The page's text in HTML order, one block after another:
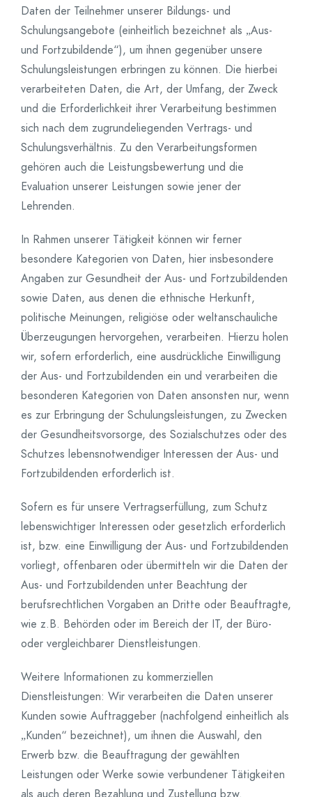
Daten der Teilnehmer unserer Bildungs- und
Schulungsangebote (einheitlich bezeichnet als „Aus-
und Fortzubildende“), um ihnen gegenüber unsere
Schulungsleistungen erbringen zu können. Die hierbei
verarbeiteten Daten, die Art, der Umfang, der Zweck
und die Erforderlichkeit ihrer Verarbeitung bestimmen
sich nach dem zugrundeliegenden Vertrags- und
Schulungsverhältnis. Zu den Verarbeitungsformen
gehören auch die Leistungsbewertung und die
Evaluation unserer Leistungen sowie jener der
Lehrenden.
In Rahmen unserer Tätigkeit können wir ferner
besondere Kategorien von Daten, hier insbesondere
Angaben zur Gesundheit der Aus- und Fortzubildenden
sowie Daten, aus denen die ethnische Herkunft,
politische Meinungen, religiöse oder weltanschauliche
Überzeugungen hervorgehen, verarbeiten. Hierzu holen
wir, sofern erforderlich, eine ausdrückliche Einwilligung
der Aus- und Fortzubildenden ein und verarbeiten die
besonderen Kategorien von Daten ansonsten nur, wenn
es zur Erbringung der Schulungsleistungen, zu Zwecken
der Gesundheitsvorsorge, des Sozialschutzes oder des
Schutzes lebensnotwendiger Interessen der Aus- und
Fortzubildenden erforderlich ist.
Sofern es für unsere Vertragserfüllung, zum Schutz
lebenswichtiger Interessen oder gesetzlich erforderlich
ist, bzw. eine Einwilligung der Aus- und Fortzubildenden
vorliegt, offenbaren oder übermitteln wir die Daten der
Aus- und Fortzubildenden unter Beachtung der
berufsrechtlichen Vorgaben an Dritte oder Beauftragte,
wie z.B. Behörden oder im Bereich der IT, der Büro-
oder vergleichbarer Dienstleistungen.
Weitere Informationen zu kommerziellen
Dienstleistungen: Wir verarbeiten die Daten unserer
Kunden sowie Auftraggeber (nachfolgend einheitlich als
„Kunden“ bezeichnet), um ihnen die Auswahl, den
Erwerb bzw. die Beauftragung der gewählten
Leistungen oder Werke sowie verbundener Tätigkeiten